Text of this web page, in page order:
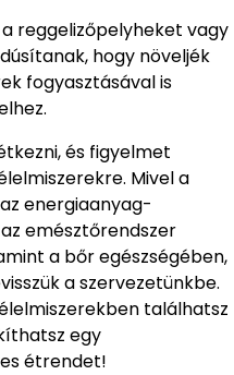
reggelizőpelyheket vagy
hogy növeljék
fogyasztásával is
és figyelmet
Mivel a
energiaanyag-
emésztőrendszer
a bőr egészségében,
a szervezetünkbe.
találhatsz
egy
étrendet!